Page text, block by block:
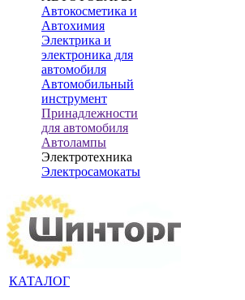
Автокосметика и
Автохимия
Электрика и
электроника для
автомобиля
Автомобильный
инструмент
Принадлежности
для автомобиля
Автолампы
Электротехника
Электросамокаты
КАТАЛОГ